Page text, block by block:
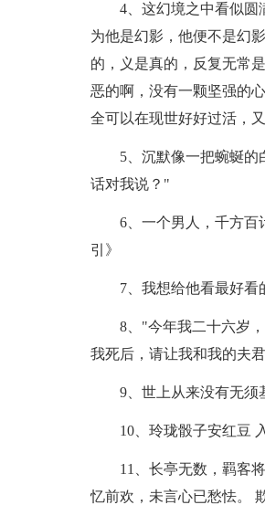
4、这幻境之中看似圆
为他是幻影，他便不是幻
的，义是真的，反复无常
恶的啊，没有一颗坚强的
全可以在现世好好过活，
5、沉默像一把蜿蜒
话对我说？"
6、一个男人，千方
引》
7、我想给他看最好
8、"今年我二十六岁
我死后，请让我和我的夫
9、世上从来没有无须
10、玲珑骰子安红豆
11、长亭无数，羁客
忆前欢，未言心已愁怯。